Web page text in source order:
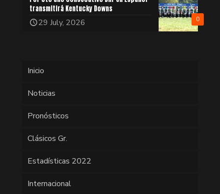
0
transmitirá Kentucky Downs
29 July, 2026
Inicio
Noticias
Pronósticos
Clásicos Gr.
Estadísticas 2022
Internacional